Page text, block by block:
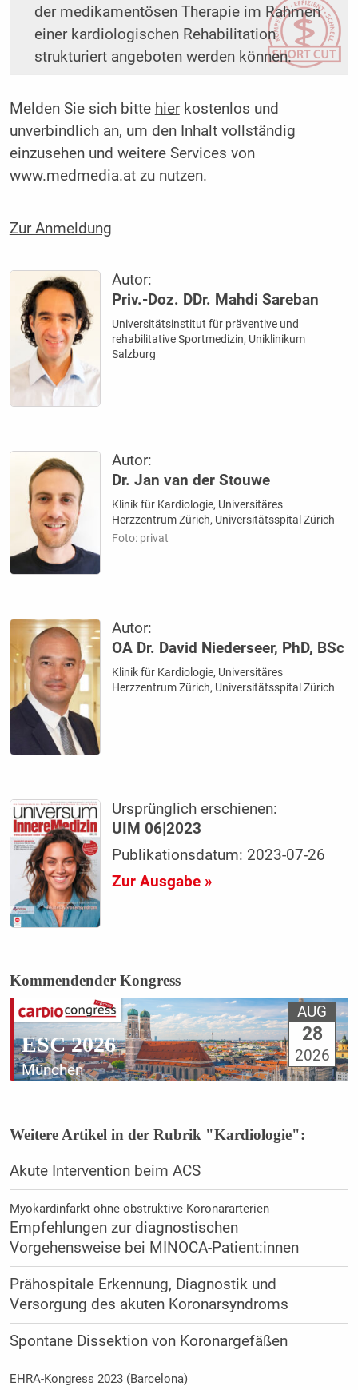
der medikamentösen Therapie im Rahmen
einer kardiologischen Rehabilitation
strukturiert angeboten werden können.
Melden Sie sich bitte hierkostenlos und
unverbindlich an, um den Inhalt vollständig
einzusehen und weitere Services von
www.medmedia.at zu nutzen.
Zur Anmeldung
Autor:
Priv.-Doz. DDr. Mahdi Sareban
Universitätsinstitut für präventive und
rehabilitative Sportmedizin, Uniklinikum
Salzburg
Autor:
Dr. Jan van der Stouwe
Klinik für Kardiologie, Universitäres
Herzzentrum Zürich, Universitätsspital Zürich
Foto: privat
Autor:
OA Dr. David Niederseer, PhD, BSc
Klinik für Kardiologie, Universitäres
Herzzentrum Zürich, Universitätsspital Zürich
Ursprünglich erschienen:
UIM 06|2023
Publikationsdatum: 2023-07-26
Zur Ausgabe »
Kommendender Kongress
ESC 2026
München
AUG
28
2026
Weitere Artikel in der Rubrik "Kardiologie":
Akute Intervention beim ACS
Myokardinfarkt ohne obstruktive Koronararterien
Empfehlungen zur diagnostischen
Vorgehensweise bei MINOCA-Patient:innen
Prähospitale Erkennung, Diagnostik und
Versorgung des akuten Koronarsyndroms
Spontane Dissektion von Koronargefäßen
EHRA-Kongress 2023 (Barcelona)